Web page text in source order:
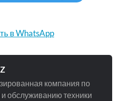
в WhatsApp
компания по
обслуживанию техники